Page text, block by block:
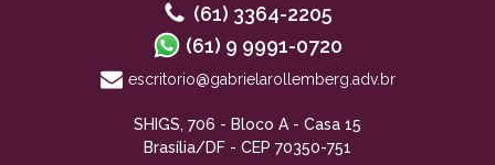
(61) 3364-2205
(61) 9 9991-0720
escritorio@gabrielarollemberg.adv.br
SHIGS, 706 - Bloco A - Casa 15
Brasília/DF - CEP 70350-751